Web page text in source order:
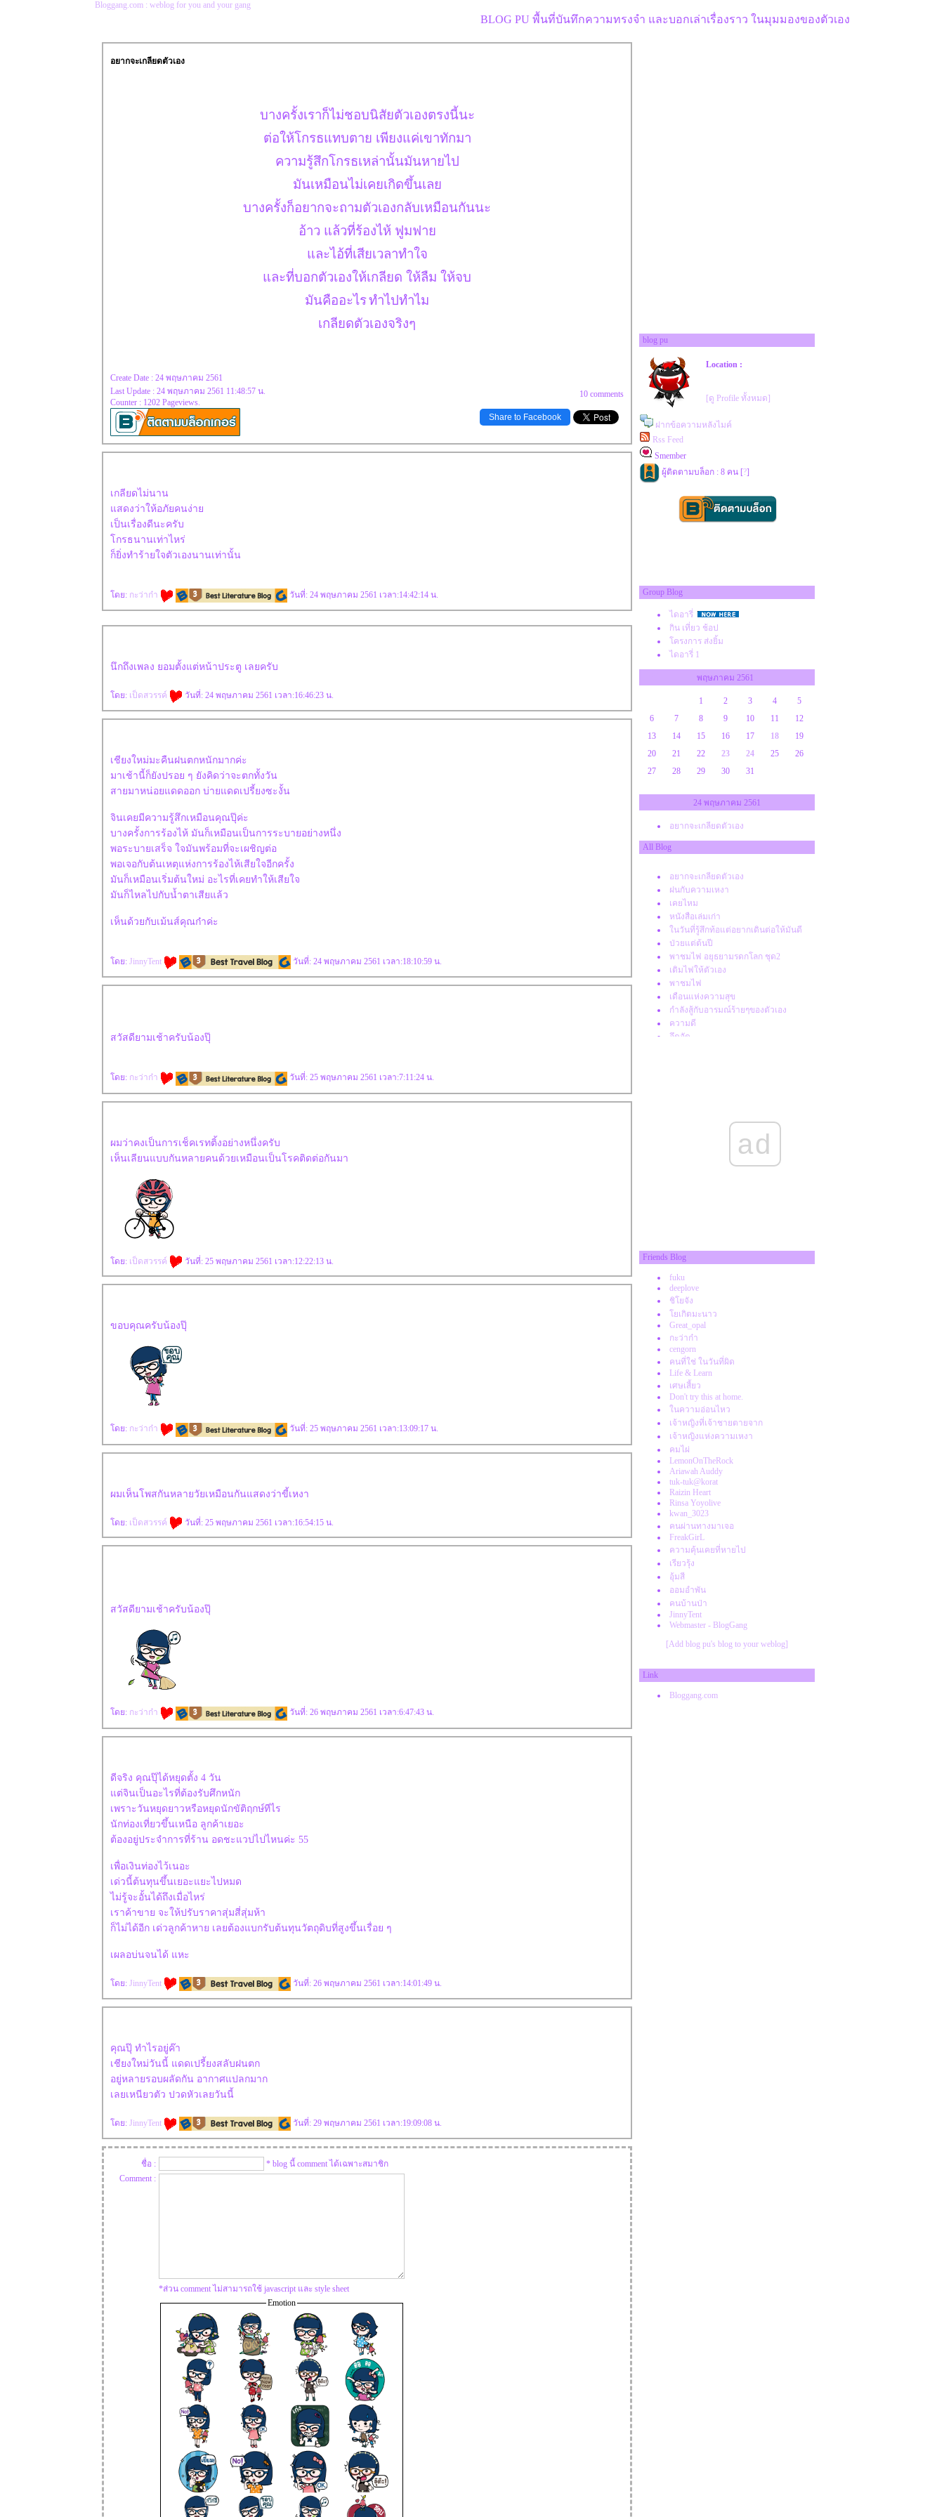
Bloggang.com : weblog for you and your gang
BLOG PU พื้นที่บันทึกความทรงจำ และบอกเล่าเรื่องราว ในมุมมองของตัวเอง
อยากจะเกลียดตัวเอง
บางครั้งเราก็ไม่ชอบนิสัยตัวเองตรงนี้นะ
ต่อให้โกรธแทบตาย เพียงแค่เขาทักมา
ความรู้สึกโกรธเหล่านั้นมันหายไป
มันเหมือนไม่เคยเกิดขึ้นเล
บางครั้งก็อยากจะถามตัวเองกลับเหมือนกันนะ
อ้าว แล้วที่ร้องไห้ ฟูมฟา
ละไอ้ที่เสียเวลาทำใจ
ละที่บอกตัวเองให้เกลียด ให้ลืม ให้จบ
มันคืออะไรทำไปทำไม
เกลียดตัวเองจริงๆ
Create Date : 24 พฤษภาคม 2561
Last Update : 24 พฤษภาคม 2561 11:48:57 น.
Counter : 1202 Pageviews.
10 comments
Share to Facebook
เกลียดไม่นาน
สดงว่าให้อภัยคนง่า
เป็นเรื่องดีนะครับ
กรธนานเท่าไหร่
ก็ยิ่งทำร้ายใจตัวเองนานเท่านั้น
ดย: กะว่าก๋า วันที่: 24 พฤษภาคม 2561 เวลา:14:42:14 น.
นึกถึงเพลง ยอมตั้งแต่หน้าประตู เลยครับ
ดย: เป็ดสวรรค์ วันที่: 24 พฤษภาคม 2561 เวลา:16:46:23 น.
เชียงใหม่มะคืนฝนตกหนักมากค่ะ
มาเช้านี้ก็ยังปรอย ๆ ยังคิดว่าจะตกทั้งวัน
สายมาหน่อยแดดออก บ่ายแดดเปรี้ยงซะงั้น
จินเคยมีความรู้สึกเหมือนคุณปุ๊ค่ะ
บางครั้งการร้องไห้ มันก็เหมือนเป็นการระบายอย่างหนึ่ง
พอระบายเสร็จ ใจมันพร้อมที่จะเผชิญต่อ
พอเจอกับต้นเหตุแห่งการร้องไห้เสียใจอีกครั้ง
มันก็เหมือนเริ่มต้นใหม่ อะไรที่เคยทำให้เสียใจ
มันก็ไหลไปกับน้ำตาเสียแล้ว
เห็นด้วยกับเม้นส์คุณก๋าค่ะ
ดย: JinnyTent วันที่: 24 พฤษภาคม 2561 เวลา:18:10:59 น.
สวัสดียามเช้าครับน้องปุ๊
ดย: กะว่าก๋า วันที่: 25 พฤษภาคม 2561 เวลา:7:11:24 น.
ผมว่าคงเป็นการเช็คเรทติ้งอย่างหนึ่งครับ
เห็นเลียนแบบกันหลายคนด้วยเหมือนเป็นโรคติดต่อกันมา
ดย: เป็ดสวรรค์ วันที่: 25 พฤษภาคม 2561 เวลา:12:22:13 น.
ขอบคุณครับน้องปุ๊
ดย: กะว่าก๋า วันที่: 25 พฤษภาคม 2561 เวลา:13:09:17 น.
ผมเห็นโพสกันหลายวัยเหมือนกันแสดงว่าขี้เหงา
ดย: เป็ดสวรรค์ วันที่: 25 พฤษภาคม 2561 เวลา:16:54:15 น.
สวัสดียามเช้าครับน้องปุ๊
ดย: กะว่าก๋า วันที่: 26 พฤษภาคม 2561 เวลา:6:47:43 น.
ดีจริง คุณปุ๊ได้หยุดตั้ง 4 วัน
ต่จินเป็นอะไรที่ต้องรับศึกหนัก
เพราะวันหยุดยาวหรือหยุดนักขัติฤกษ์ทีไร
นักท่องเที่ยวขึ้นเหนือ ลูกค้าเยอะ
ต้องอยู่ประจำการที่ร้าน อดชะแวปไปไหนค่ะ 55
เพื่อเงินท่องไว้เนอะ
เด่วนี้ต้นทุนขึ้นเยอะแยะไปหมด
ไม่รู้จะอั้นได้ถึงเมื่อไหร่
เราค้าขาย จะให้ปรับราคาสุ่มสี่สุ่มห้า
ก็ไม่ได้อีก เด่วลูกค้าหาย เลยต้องแบกรับต้นทุนวัตถุดิบที่สูงขึ้นเรื่อย ๆ
เผลอบ่นจนได้ แหะ
ดย: JinnyTent วันที่: 26 พฤษภาคม 2561 เวลา:14:01:49 น.
คุณปุ๊ ทำไรอยู่ค๊า
เชียงใหม่วันนี้ แดดเปรี้ยงสลับฝนตก
อยู่หลายรอบผลัดกัน อากาศแปลกมาก
เลยเหนียวตัว ปวดหัวเลยวันนี้
ดย: JinnyTent วันที่: 29 พฤษภาคม 2561 เวลา:19:09:08 น.
ชื่อ :
* blog นี้ comment ได้เฉพาะสมาชิก
Comment :
*ส่วน comment ไม่สามารถใช้ javascript และ style sheet
Emotion
blog pu
Location :
[ดู Profile ทั้งหมด]
ฝากข้อความหลังไมค์
Rss Feed
Smember
ผู้ติดตามบล็อก : 8 คน [?]
Group Blog
ไดอารี่
กิน เที่ยว ช้อป
ครงการ ส่งยิ้ม
ไดอารี่ 1
พฤษภาคม 2561
1 2 3 4
5
6
7 8 9 10 11
12
13
14 15 16 17 18
19
20
21 22 23 24 25
26
27
28 29 30 31
24 พฤษภาคม 2561
อยากจะเกลียดตัวเอง
All Blog
อยากจะเกลียดตัวเอง
ฝนกับความเหงา
เคยไหม
หนังสือเล่มเก่า
นวันที่รู้สึกท้อแต่อยากเดินต่อให้มันดี
ป่วยแต่ต้นปี
พาชมไฟ อยุธยามรดกโลก ชุด2
เติมไฟให้ตัวเอง
พาชมไฟ
เดือนแห่งความสุข
กำลังสู้กับอารมณ์ร้ายๆของตัวเอง
ความดี
อึดอัด
เหตุของการกลัวภาษาที่ 2
เรื่องเล่า
Happy birth day to me
เส้นบางๆระหว่าง พยายาม กับ ดันทุรัง
เคลียร์งานปี 2016
มิตรภาพเพื่อนร่วมงาน
อยากไป Lapland, Finland
วัดพระศรีมหาอุมาเทวี (วัดแขก)
ลมหนาวมาแล้ว
มิตรภาพระหว่างลูกค้ากับพนักงานขา
คิดถึงตายายจัง
ผักสวนครัว 2
ลุงขายฝักบัว
ความชอบกับความสบายใจ
ส่งต่อลูกแม๊กซ์
ผักสวนครัว 1
ดราม่าโซเซียลมันสอนอะไรเราหลายๆ
อย่าง
เพ้อฝันกับสังคม
ต้องกดความโกรธ
จริงใจหรือสร้างภาพ
คิดดี ทำดี
ขอเดินตามคำสอนพ่อ
สงส่องนำทางของฉันดับลง
ทษฐานของการไม่รักตัวเอง
ปวดท้องอีกแล้ว
งานยุ่ง
งานยุ่ง
กหก
สร้างภูมิคุ้มกันทางสังคม
เรื่องนี้สอนให้รู้ว่า
หน้าที่ของฝน คือทำงานตอนเราเลิกงาน
ad
Friends Blog
fuku
deeplove
ชิโยจัง
เกิตมะนาว
Great_opal
กะว่าก๋า
cengorn
คนที่ใช่ ในวันที่ผิด
Life & Learn
เศษเสี้ยว
Don't try this at home.
นความอ่อนไหว
เจ้าหญิงที่เจ้าชายตายจาก
เจ้าหญิงแห่งความเหงา
คมไผ่
LemonOnTheRock
Ariawah Auddy
tuk-tuk@korat
Raizin Heart
Rinsa Yoyolive
kwan_3023
คนผ่านทางมาเจอ
FreakGirL
ความคุ้นเคยที่หายไป
เรียวรุ้ง
อุ้มสี
ออมอำพัน
คนบ้านป่า
JinnyTent
Webmaster - BlogGang
[Add blog pu's blog to your weblog]
Link
Bloggang.com